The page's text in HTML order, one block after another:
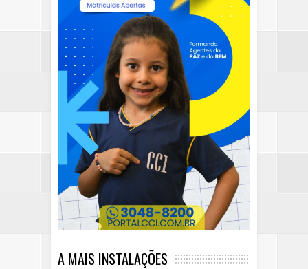
A MAIS INSTALAÇÕES